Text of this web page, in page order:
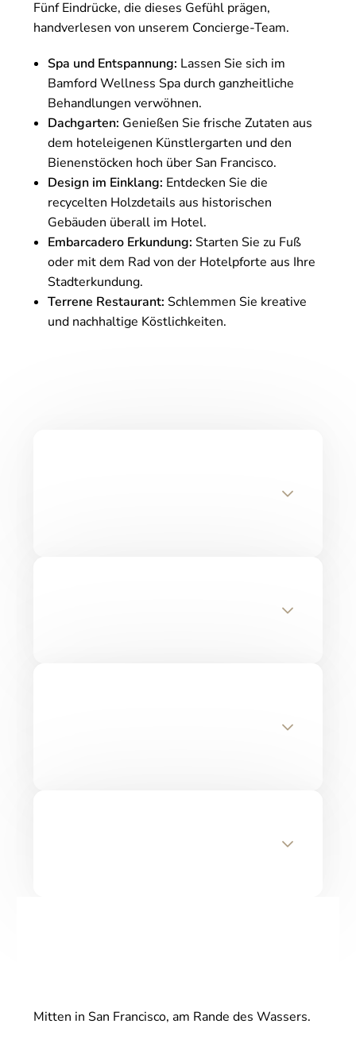
Fünf Eindrücke, die dieses Gefühl prägen,
handverlesen von unserem Concierge-Team.
Spa und Entspannung: Lassen Sie sich im
Bamford Wellness Spa durch ganzheitliche
Behandlungen verwöhnen.
Dachgarten: Genießen Sie frische Zutaten aus
dem hoteleigenen Künstlergarten und den
Bienenstöcken hoch über San Francisco.
Design im Einklang: Entdecken Sie die
recycelten Holzdetails aus historischen
Gebäuden überall im Hotel.
Embarcadero Erkundung: Starten Sie zu Fuß
oder mit dem Rad von der Hotelpforte aus Ihre
Stadterkundung.
Terrene Restaurant: Schlemmen Sie kreative
und nachhaltige Köstlichkeiten.
Mitten in San Francisco, am Rande des Wassers.